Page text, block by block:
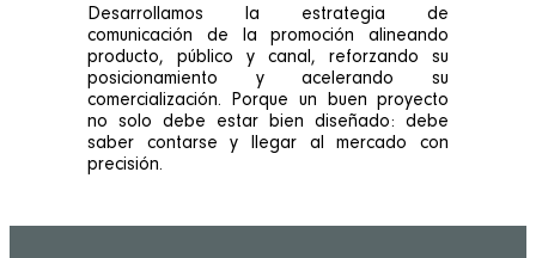
Desarrollamos la estrategia de
comunicación de la promoción alineando
producto, público y canal, reforzando su
posicionamiento y acelerando su
comercialización. Porque un buen proyecto
no solo debe estar bien diseñado: debe
saber contarse y llegar al mercado con
precisión.